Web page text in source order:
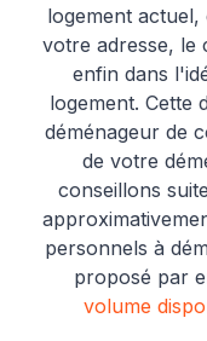
logement
votre adresse, le
enfin dans
logement. Cette
déménageur de
de votre
conseillons
personnels à
proposé par
volume